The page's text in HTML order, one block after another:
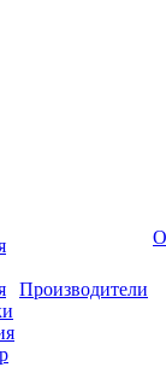
Производители